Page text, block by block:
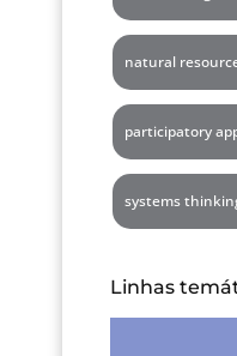
natural
participatory
systems
Linhas